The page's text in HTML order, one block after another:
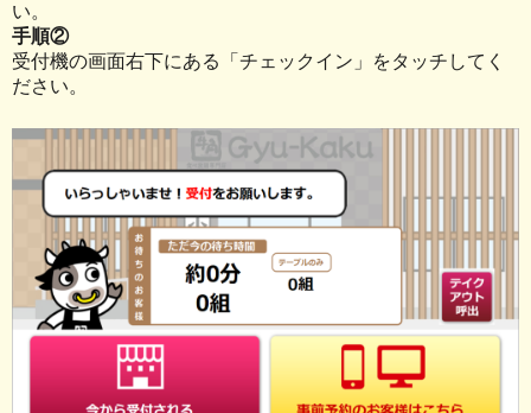
い。
手順②
受付機の画面右下にある「チェックイン」をタッチしてく
ださい。